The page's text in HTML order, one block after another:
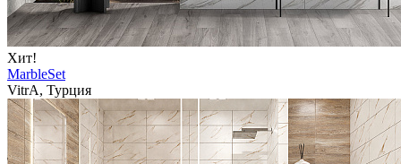
Хит!
MarbleSet
VitrA, Турция